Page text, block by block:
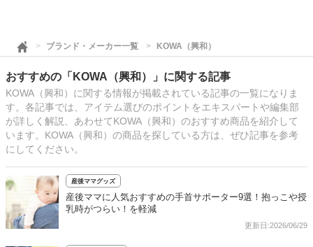
ブランド・メーカー一覧 KOWA（興和）
おすすめの「KOWA（興和）」に関する記事
KOWA（興和）に関する情報が掲載されている記事の一覧になりま
す。各記事では、アイテム選びのポイントをエキスパートや編集部
が詳しく解説、あわせてKOWA（興和）のおすすめ商品を紹介して
います。KOWA（興和）の商品を探している方は、ぜひ記事を参考
にしてください。
産後ママグッズ
産後ママに人気おすすめの手首サポーター9選！抱っこや授
乳時がつらい！を軽減
更新日:2026/06/29